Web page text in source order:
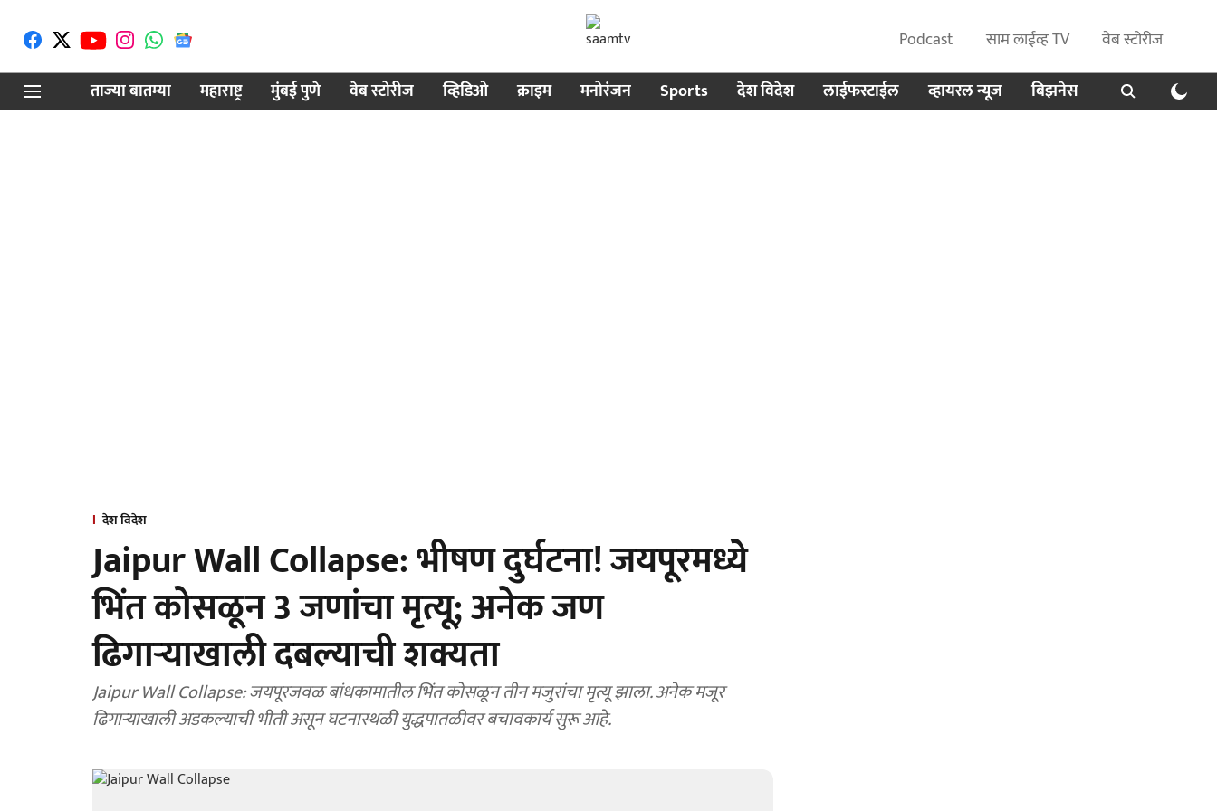
Podcast साम लाईव्ह TV
वेब स्टोरीज
ताज्या बातम्या
महाराष्ट्र मुंबई पुणे वेब स्टोरीज व्हिडिओ क्राइम मनोरंजन Sports देश विदेश लाईफस्टाईल व्हायरल न्यूज बिझनेस
देश विदेश
Jaipur Wall Collapse: भीषण दुर्घटना! जयपूरमध्ये
भिंत कोसळून 3 जणांचा मृत्यू; अनेक जण
ढिगाऱ्याखाली दबल्याची शक्यता
Jaipur Wall Collapse: जयपूरजवळ बांधकामातील भिंत कोसळून तीन मजुरांचा मृत्यू झाला. अनेक मजूर
ढिगाऱ्याखाली अडकल्याची भीती असून घटनास्थळी युद्धपातळीवर बचावकार्य सुरू आहे.